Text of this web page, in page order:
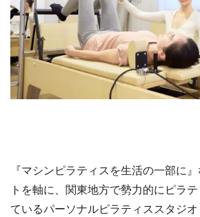
『マシンピラティスを生活の一部に
トを軸に、関東地方で勢力的にピラ
ているパーソナルピラティススタジ